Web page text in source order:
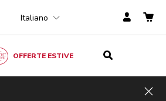
Italiano
OFFERTE ESTIVE